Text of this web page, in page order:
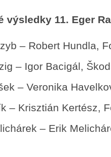
výsledky 11. Eger
– Robert Hundla,
– Igor Bacigál,
– Veronika
– Krisztián Kertész,
– Erik